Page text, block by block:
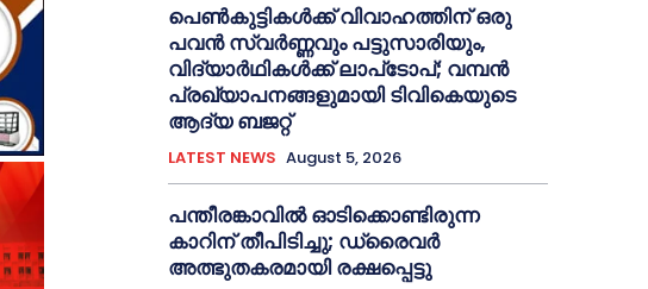
പെണ്‍കുട്ടികള്‍ക്ക് വിവാഹത്തിന് ഒരു
പവന്‍ സ്വര്‍ണ്ണവും പട്ടുസാരിയും,
വിദ്യാര്‍ഥികള്‍ക്ക് ലാപ്‌ടോപ്; വമ്പന്‍
പ്രഖ്യാപനങ്ങളുമായി ടിവികെയുടെ
ആദ്യ ബജറ്റ്
LATEST NEWS August 5, 2026
പന്തീരങ്കാവില്‍ ഓടിക്കൊണ്ടിരുന്ന
കാറിന് തീപിടിച്ചു; ഡ്രൈവര്‍
അത്ഭുതകരമായി രക്ഷപ്പെട്ടു